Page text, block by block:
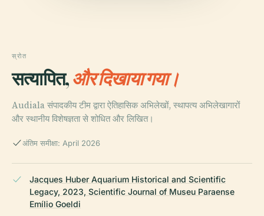
स्रोत
सत्यापित,और दिखाया गया।
Audiala संपादकीय टीम द्वारा ऐतिहासिक अभिलेखों, स्थापत्य अभिलेखागारों
और स्थानीय विशेषज्ञता से शोधित और लिखित।
अंतिम समीक्षा: April 2026
Jacques Huber Aquarium Historical and Scientific
Legacy, 2023, Scientific Journal of Museu Paraense
Emílio Goeldi